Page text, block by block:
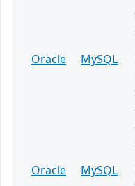
Oracle
MySQL
Oracle
MySQL